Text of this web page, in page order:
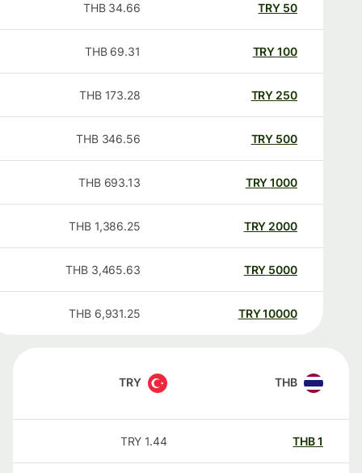
50
TRY
34.66
THB
100
TRY
69.31
THB
250
TRY
173.28
THB
500
TRY
346.56
THB
1000
TRY
693.13
THB
2000
TRY
1,386.25
THB
5000
TRY
3,465.63
THB
10000
TRY
6,931.25
THB
THB
TRY
THB
1.44
TRY